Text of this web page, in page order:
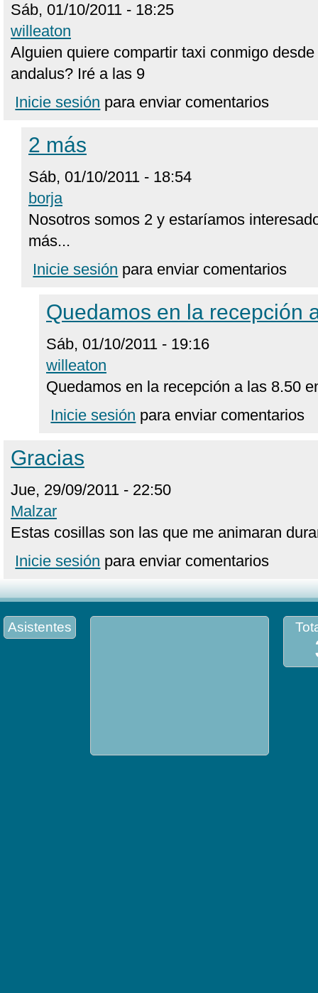
Sáb, 01/10/2011 - 18:25
willeaton
Alguien quiere compartir taxi conmigo
andalus? Iré a las 9
Inicie sesión para enviar comentarios
2 más
Sáb, 01/10/2011 - 18:54
borja
Nosotros somos 2 y estaríamos
más...
Inicie sesión para enviar comentarios
Quedamos en la recepción
Sáb, 01/10/2011 - 19:16
willeaton
Quedamos en la recepción a las 8.50
Inicie sesión para enviar comentarios
Gracias
Jue, 29/09/2011 - 22:50
Malzar
Estas cosillas son las que me animaran
Inicie sesión para enviar comentarios
Asistentes